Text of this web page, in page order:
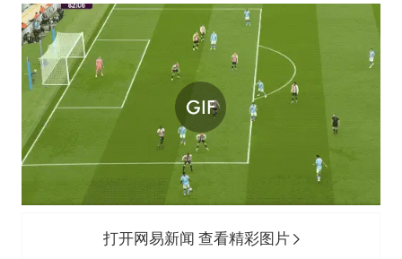
打开网易新闻 查看精彩图片